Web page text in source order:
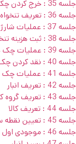
جلسه 35 : خرج کردن چک دریافتی در برگ پرداخت وجه
جلسه 36 : تعریف تنخواه
جلسه 37 : عملیات شارژ تنخواه
جلسه 38 : ثبت هزینه تنخواه
جلسه 39 : عملیات چک های پرداختی
جلسه 40 : نقد کردن چک دریافتی
جلسه 41 : عملیات چک های دریافتی
جلسه 42 : تعریف انبار
جلسه 43 : تعریف گروه کالا ( دسته بندی کالا )
جلسه 44 : تعریف کالا
جلسه 45 : تعیین نقطه سفارش کالا در انبار
جلسه 46 : موجودی اول دوره انبار